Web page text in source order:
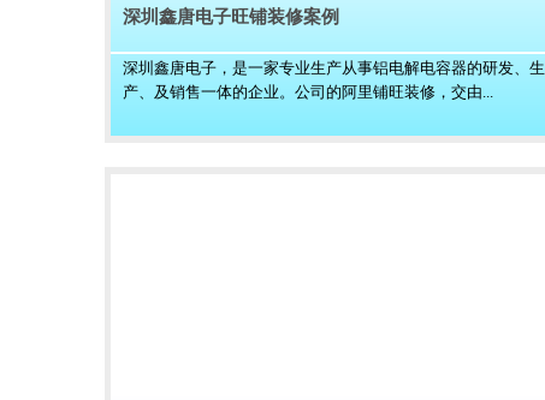
深圳鑫唐电子旺铺装修案例
深圳鑫唐电子，是一家专业生产从事铝电解电容器的研发、生
产、及销售一体的企业。公司的阿里铺旺装修，交由...